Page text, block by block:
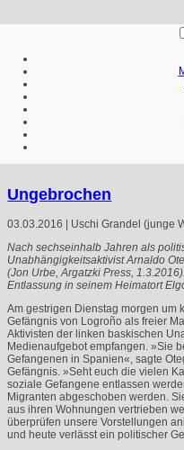
Ungebrochen
03.03.2016 | Uschi Grandel (junge
Nach sechseinhalb Jahren als
Unabhängigkeitsaktivist Arnaldo
(Jon Urbe, Argatzki Press,
Entlassung in seinem Heimatort
Am gestrigen Dienstag morgen um
Gefängnis von Logroño als freier
Aktivisten der linken baskischen
Medienaufgebot empfangen. »Sie
Gefangenen in Spanien«, sagte
Gefängnis. »Seht euch die vielen
soziale Gefangene entlassen
Migranten abgeschoben werden.
aus ihren Wohnungen vertrieben
überprüfen unsere Vorstellungen
und heute verlässt ein politischer